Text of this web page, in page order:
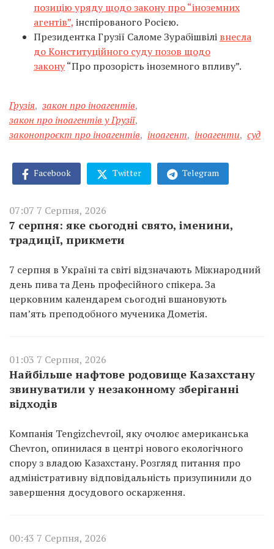
позицію уряду щодо закону про “іноземних
агентів”, інспірованого Росією.
Президентка Грузії Саломе Зурабішвілі внесла
до Конституційного суду позов щодо
закону“Про прозорість іноземного впливу”.
Грузія, закон про іноагентів,
закон про іноагентів у Грузії,
законопроєкт про іноагентів, іноагент, іноагенти, суд
Facebook Twitter Telegram
07:07 7 Серпня, 2026
7 серпня: яке сьогодні свято, іменини,
традиції, прикмети
7 серпня в Україні та світі відзначають Міжнародний
день пива та День професійного спікера. За
церковним календарем сьогодні вшановують
пам’ять преподобного мученика Дометія.
01:03 7 Серпня, 2026
Найбільше нафтове родовище Казахстану
звинуватили у незаконному зберіганні
відходів
Компанія Tengizchevroil, яку очолює американська
Chevron, опинилася в центрі нового екологічного
спору з владою Казахстану. Розгляд питання про
адміністративну відповідальність призупинили до
завершення досудового оскарження.
00:43 7 Серпня, 2026